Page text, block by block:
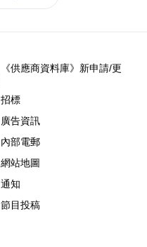
《供應商資料庫》新申請/更
招標
廣告資訊
內部電郵
網站地圖
通知
節目投稿